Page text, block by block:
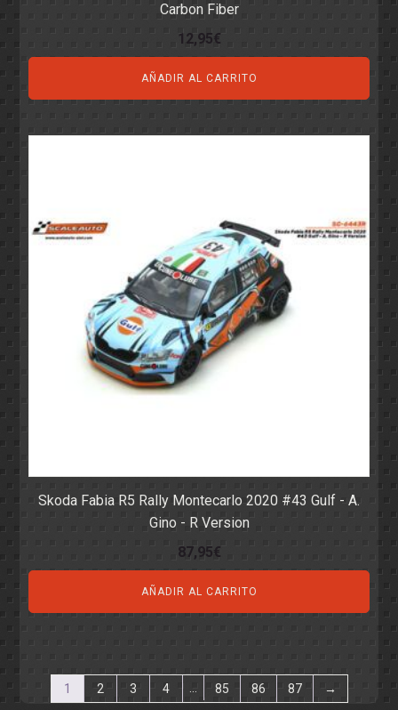
Carbon Fiber
12,95€
AÑADIR AL CARRITO
Skoda Fabia R5 Rally Montecarlo 2020 #43 Gulf - A.
Gino - R Version
87,95€
AÑADIR AL CARRITO
1 2 3 4 85 86 87 →